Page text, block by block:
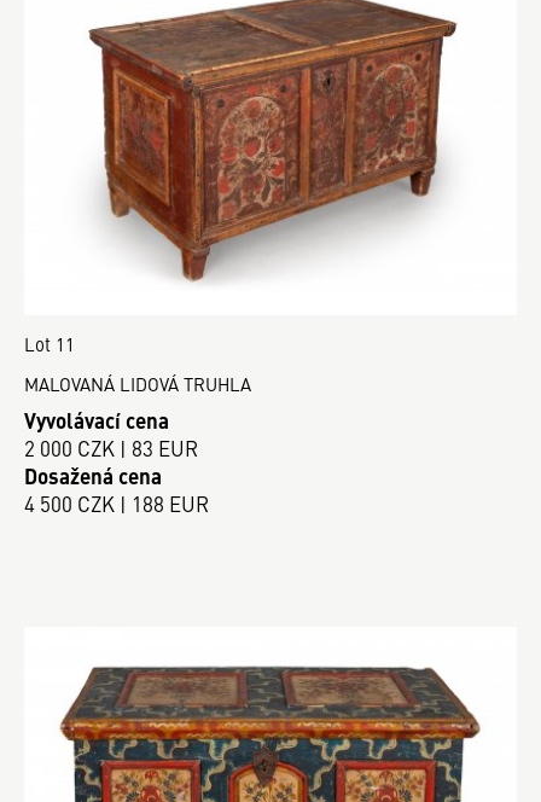
Lot 11
MALOVANÁ LIDOVÁ TRUHLA
Vyvolávací cena
2 000 CZK | 83 EUR
Dosažená cena
4 500 CZK | 188 EUR